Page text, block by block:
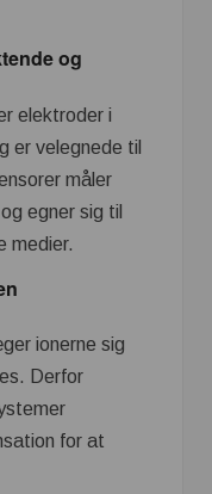
og
elektroder i
er velegnede til
måler
egner sig til
medier.
ionerne sig
Derfor
for at